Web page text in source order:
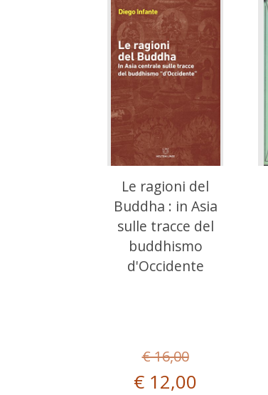
Le ragioni del
Buddha : in Asia
sulle tracce del
buddhismo
d'Occidente
€ 16,00
€ 12,00